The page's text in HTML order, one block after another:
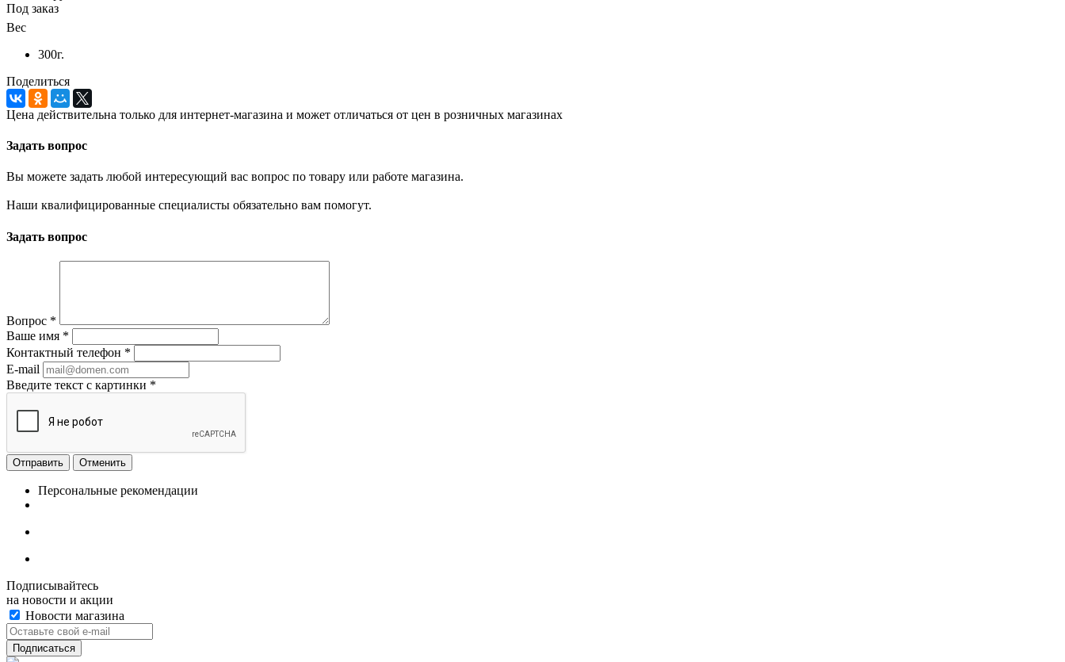
Под заказ
Вес
300г.
Поделиться
Цена действительна только для интернет-магазина и может отличаться от цен в розничных магазинах
Задать вопрос
Вы можете задать любой интересующий вас вопрос по товару или работе магазина.
Наши квалифицированные специалисты обязательно вам помогут.
Задать вопрос
Вопрос *
Ваше имя *
Контактный телефон *
E-mail
Введите текст с картинки *
Отменить
Персональные рекомендации
Подписывайтесь
на новости и акции
Новости магазина